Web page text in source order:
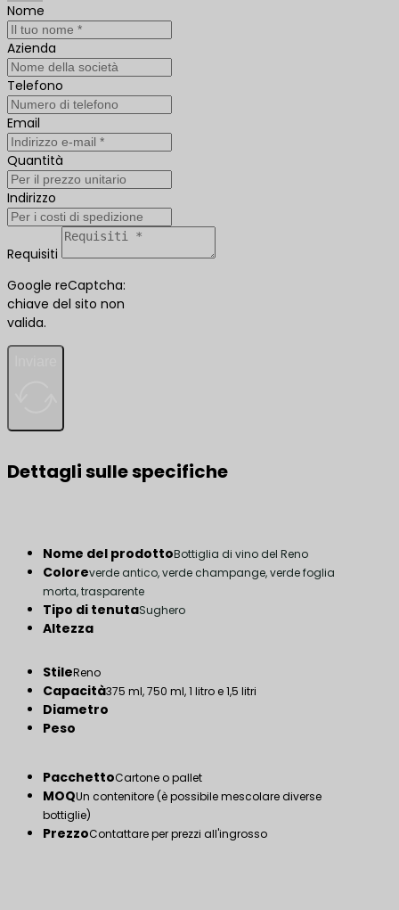
Nome
Azienda
Telefono
Email
Quantità
Indirizzo
Requisiti
Google reCaptcha:
chiave del sito non
valida.
Dettagli sulle specifiche
Nome del prodottoBottiglia di vino del Reno
Coloreverde antico, verde champange, verde foglia
morta, trasparente
Tipo di tenutaSughero
Altezza
StileReno
Capacità375 ml, 750 ml, 1 litro e 1,5 litri
Diametro
Peso
PacchettoCartone o pallet
MOQUn contenitore (è possibile mescolare diverse
bottiglie)
PrezzoContattare per prezzi all'ingrosso